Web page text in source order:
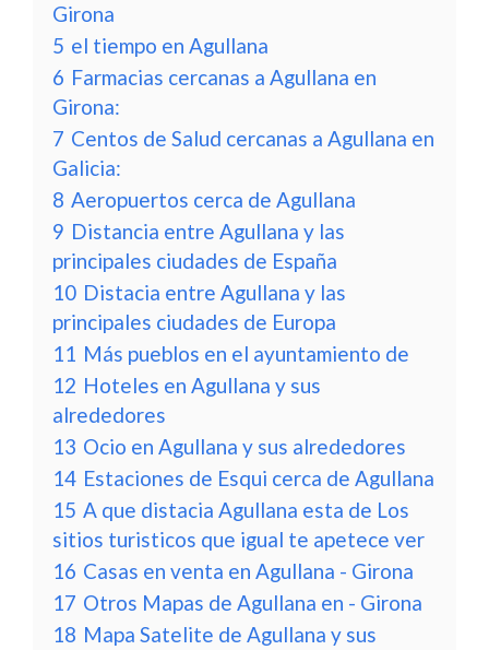
Girona
5 el tiempo en Agullana
6 Farmacias cercanas a Agullana en
Girona:
7 Centos de Salud cercanas a Agullana en
Galicia:
8 Aeropuertos cerca de Agullana
9 Distancia entre Agullana y las
principales ciudades de España
10 Distacia entre Agullana y las
principales ciudades de Europa
11 Más pueblos en el ayuntamiento de
12 Hoteles en Agullana y sus
alrededores
13 Ocio en Agullana y sus alrededores
14 Estaciones de Esqui cerca de Agullana
15 A que distacia Agullana esta de Los
sitios turisticos que igual te apetece ver
16 Casas en venta en Agullana - Girona
17 Otros Mapas de Agullana en - Girona
18 Mapa Satelite de Agullana y sus